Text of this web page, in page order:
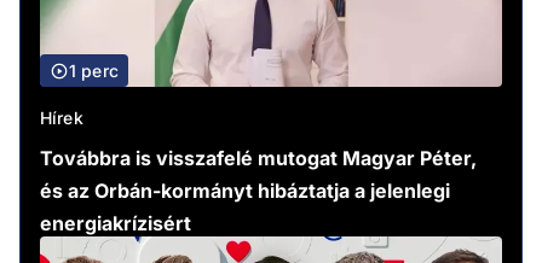
1 perc
Hírek
Továbbra is visszafelé mutogat Magyar Péter,
és az Orbán-kormányt hibáztatja a jelenlegi
energiakrízisért